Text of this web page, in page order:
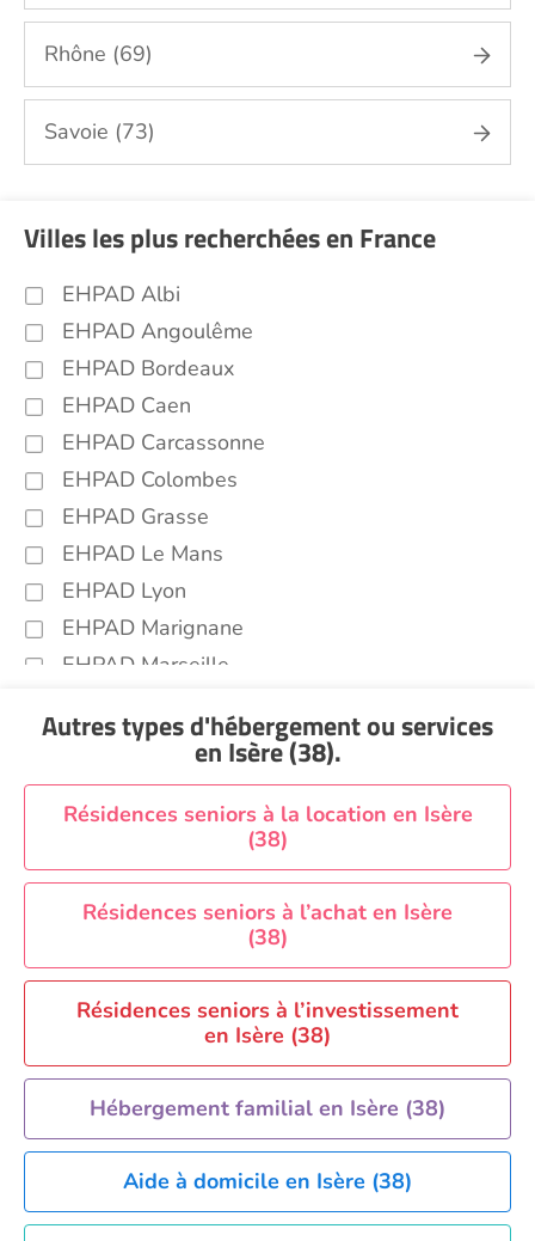
Rhône (69)
Savoie (73)
Villes les plus recherchées en France
EHPAD Albi
EHPAD Angoulême
EHPAD Bordeaux
EHPAD Caen
EHPAD Carcassonne
EHPAD Colombes
EHPAD Grasse
EHPAD Le Mans
EHPAD Lyon
EHPAD Marignane
EHPAD Marseille
EHPAD Nantes
EHPAD Paris
EHPAD Saint-Etienne
EHPAD Toulouse
EHPAD Tours
EHPAD Troyes
Recherche par ville
Autres types d'hébergement ou services
en Isère (38).
Résidences seniors à la location en Isère
(38)
Résidences seniors à l’achat en Isère
(38)
Résidences seniors à l’investissement
en Isère (38)
Hébergement familial en Isère (38)
Aide à domicile en Isère (38)